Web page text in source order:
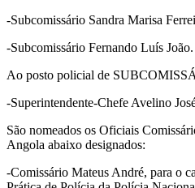
-Subcomissário Sandra Marisa
-Subcomissário Fernando Luís João.
Ao posto policial de
-Superintendente-Chefe Avelino
São nomeados os Oficiais
Angola abaixo designados:
-Comissário Mateus André, para o